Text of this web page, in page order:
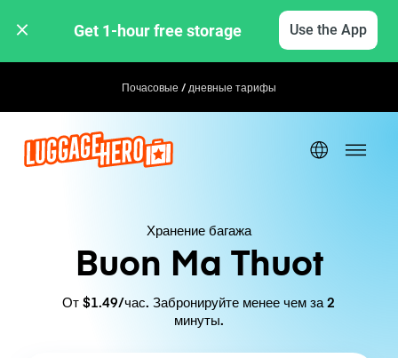
Get 1-hour free storage Use the App
Почасовые / дневные тарифы
Хранение багажа
Buon Ma Thuot
От $1.49/час. Забронируйте менее чем за 2
минуты.